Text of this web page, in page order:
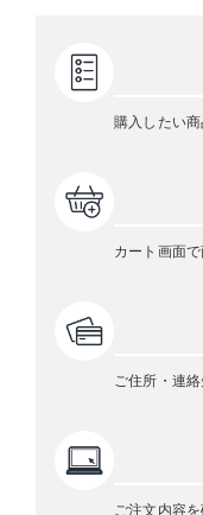
購入したい商
カート画面
ご住所・連
ご注文内容